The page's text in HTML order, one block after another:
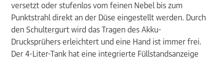
versetzt oder stufenlos vom feinen Nebel bis zum
Punktstrahl direkt an der Düse eingestellt werden. Durch
den Schultergurt wird das Tragen des Akku-
Drucksprühers erleichtert und eine Hand ist immer frei.
Der 4-Liter-Tank hat eine integrierte Füllstandsanzeige